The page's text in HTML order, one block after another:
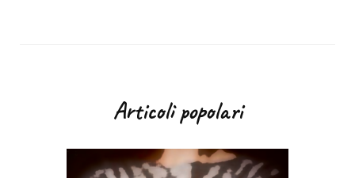
Articoli popolari